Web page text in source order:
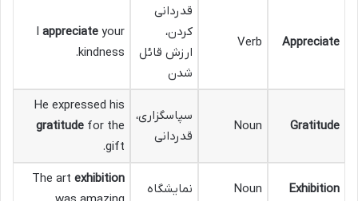
Appreciate
Verb
قدردانی
کردن،
ارزش قائل
شدن
I appreciate your
kindness.
Gratitude
Noun
سپاسگزاری،
قدردانی
He expressed his
gratitude for the
gift.
Exhibition
Noun نمایشگاه
The art exhibition